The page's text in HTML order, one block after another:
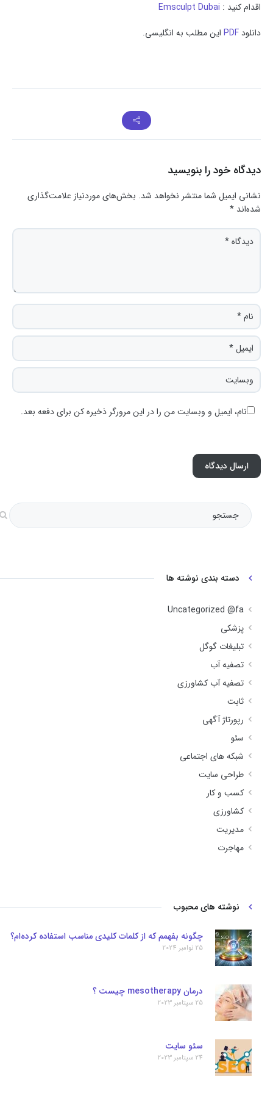
اقدام کنید : Emsculpt Dubai
دانلود PDF این مطلب به انگلیسی.
دیدگاه خود را بنویسید
نشانی ایمیل شما منتشر نخواهد شد. بخش‌های موردنیاز علامت‌گذاری
شده‌اند *
نام، ایمیل و وبسایت من را در این مرورگر ذخیره کن برای دفعه بعد.
دسته بندی نوشته ها
Uncategorized @fa
پزشکی
تبلیغات گوگل
تصفیه آب
تصفیه آب کشاورزی
ثابت
رپورتاژ آگهی
سئو
شبکه های اجتماعی
طراحی سایت
کسب و کار
کشاورزی
مدیریت
مهاجرت
نوشته های محبوب
چگونه بفهمم که از کلمات کلیدی مناسب استفاده کرده‌ام؟
25 نوامبر 2024
درمان mesotherapy چیست ؟
25 سپتامبر 2023
سئو سایت
24 سپتامبر 2023